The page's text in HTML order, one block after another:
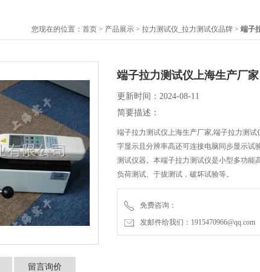
您现在的位置： 首页 > 产品展示 > 拉力测试仪_拉力测试仪品牌 > 端子
端子拉力测试仪上海生产厂家
更新时间：2024-08-11
简要描述：
端子拉力测试仪上海生产厂家,端子拉力测
字显示且分辨率高还可连接电脑同步显示试
测试仪器。本端子拉力测试仪是小型多功能
负荷测试、于拔测试，破坏试验等。
免费咨询：
发邮件给我们：1915470966@qq.com
留言询价